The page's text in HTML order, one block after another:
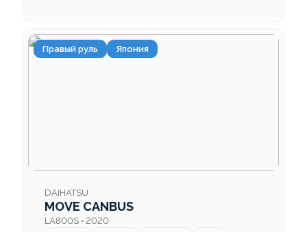
Правый руль Япония
DAIHATSU
MOVE CANBUS
LA800S • 2020